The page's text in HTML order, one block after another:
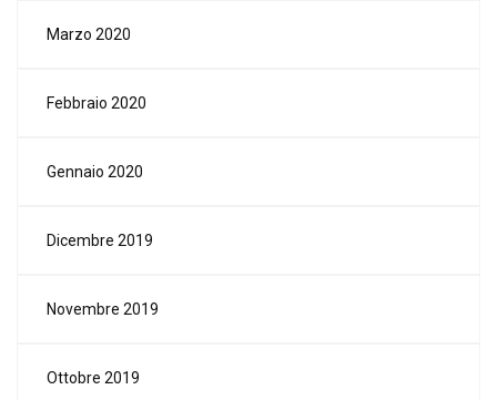
Marzo 2020
Febbraio 2020
Gennaio 2020
Dicembre 2019
Novembre 2019
Ottobre 2019